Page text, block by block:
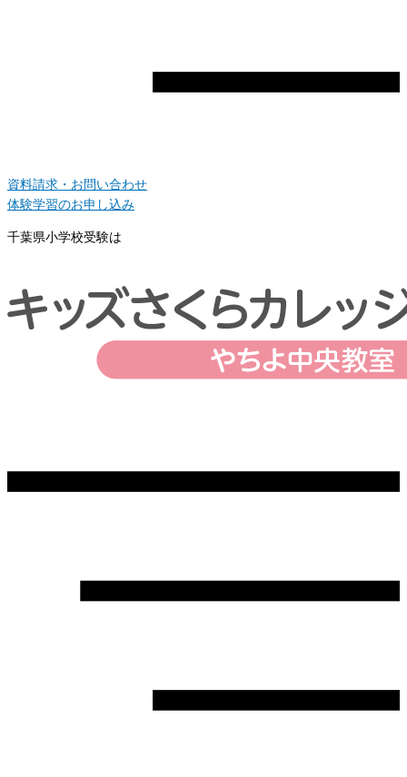
資料請求・お問い合わせ
体験学習のお申し込み
千葉県小学校受験は